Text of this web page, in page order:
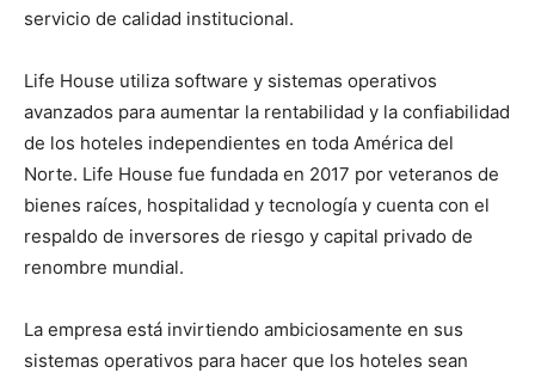
servicio de calidad institucional.
Life House utiliza software y sistemas operativos
avanzados para aumentar la rentabilidad y la confiabilidad
de los hoteles independientes en toda América del
Norte. Life House fue fundada en 2017 por veteranos de
bienes raíces, hospitalidad y tecnología y cuenta con el
respaldo de inversores de riesgo y capital privado de
renombre mundial.
La empresa está invirtiendo ambiciosamente en sus
sistemas operativos para hacer que los hoteles sean